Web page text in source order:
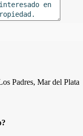
Padres, Mar del Plata